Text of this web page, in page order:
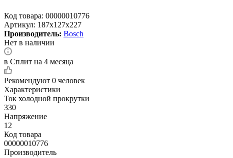
Код товара: 00000010776
Артикул: 187x127x227
Производитель: Bosch
Нет в наличии
в Сплит на 4 месяца
Рекомендуют 0 человек
Характеристики
Ток холодной прокрутки
330
Напряжение
12
Код товара
00000010776
Производитель